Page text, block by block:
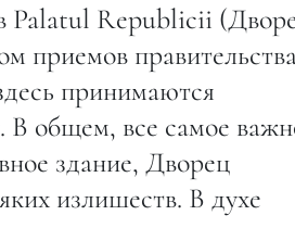
Palatul Republicii
приемов
принимаются
общем, все самое
здание, Дворец
излишеств. В духе